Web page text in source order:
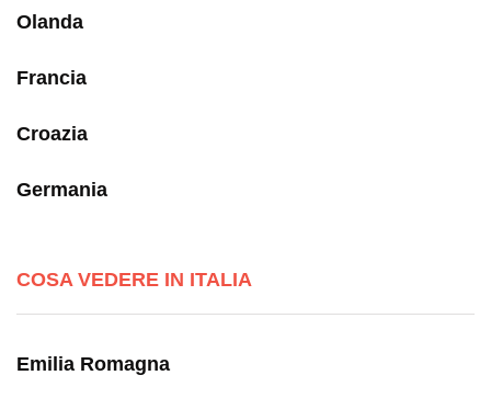
Olanda
Francia
Croazia
Germania
COSA VEDERE IN ITALIA
Emilia Romagna